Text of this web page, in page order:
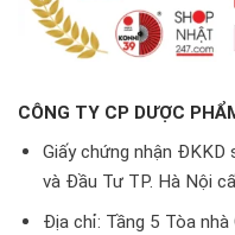
CÔNG TY CP DƯỢC
Giấy chứng nhận
và Đầu Tư TP. Hà Nội
Địa chỉ: Tầng 5 Tòa